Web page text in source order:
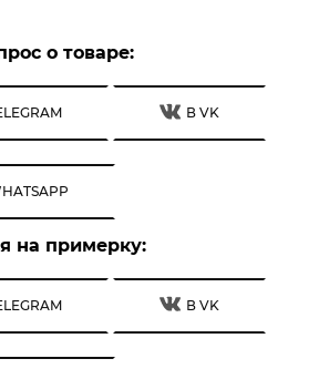
о товаре:
В VK
на примерку:
В VK